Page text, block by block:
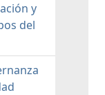
y
del